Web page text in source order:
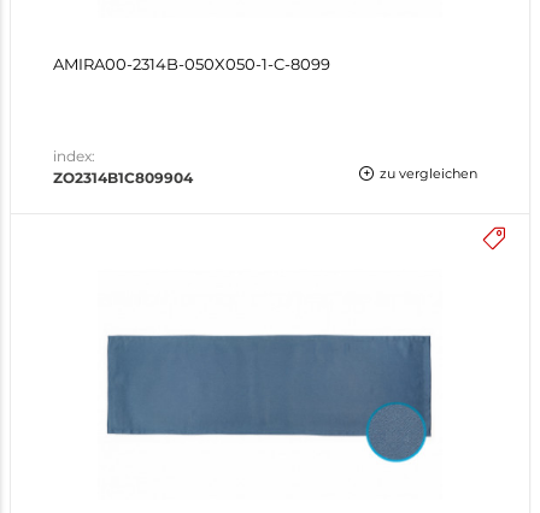
AMIRA00-2314B-050X050-1-C-8099
index:
ZO2314B1C809904
zu vergleichen